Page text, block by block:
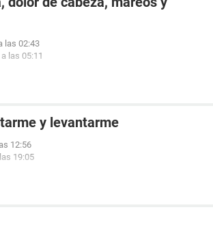
las 02:43
las 05:11
y levantarme
12:56
19:05